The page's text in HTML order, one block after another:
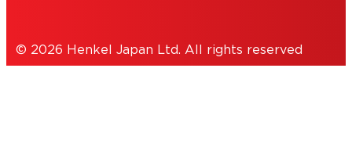
© 2026 Henkel Japan Ltd. All rights reserved